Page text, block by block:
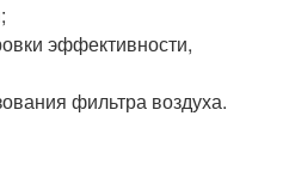
эффективности,
фильтра воздуха.